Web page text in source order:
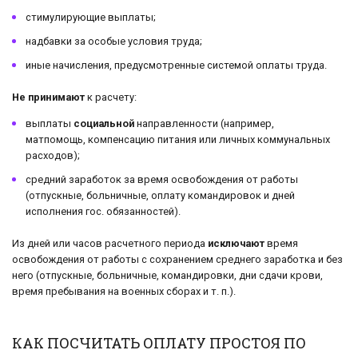
стимулирующие выплаты;
надбавки за особые условия труда;
иные начисления, предусмотренные системой оплаты труда.
Не принимают к расчету:
выплаты социальной направленности (например,
матпомощь, компенсацию питания или личных коммунальных
расходов);
средний заработок за время освобождения от работы
(отпускные, больничные, оплату командировок и дней
исполнения гос. обязанностей).
Из дней или часов расчетного периода исключают время
освобождения от работы с сохранением среднего заработка и без
него (отпускные, больничные, командировки, дни сдачи крови,
время пребывания на военных сборах и т. п.).
КАК ПОСЧИТАТЬ ОПЛАТУ ПРОСТОЯ ПО